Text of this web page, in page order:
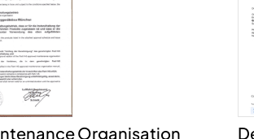
Organisation